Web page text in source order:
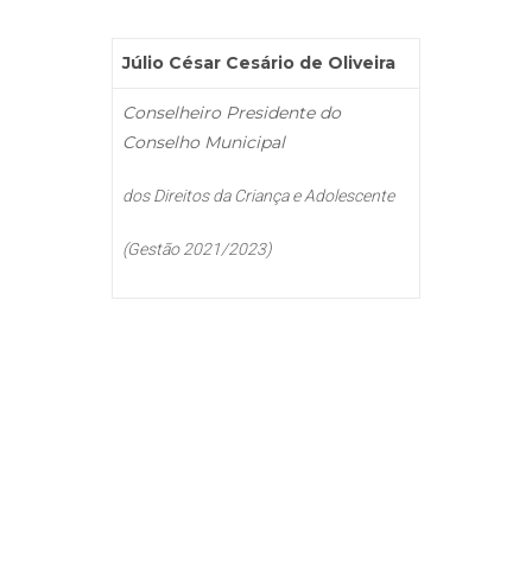
Júlio César Cesário de Oliveira
Conselheiro Presidente do
Conselho Municipal
dos Direitos da Criança e Adolescente
(Gestão 2021/2023)